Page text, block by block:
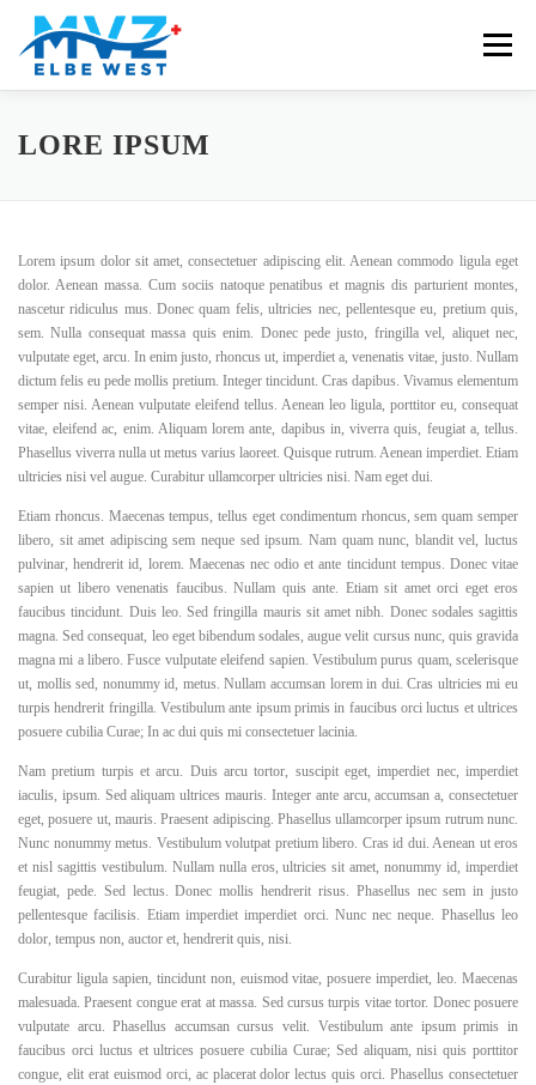
springen
Menü
HOME ÜBER UNS
LORE IPSUM
Lorem ipsum dolor sit amet, consectetuer adipiscing elit. Aenean commodo ligula eget
dolor. Aenean massa. Cum sociis natoque penatibus et magnis dis parturient montes,
nascetur ridiculus mus. Donec quam felis, ultricies nec, pellentesque eu, pretium quis,
sem. Nulla consequat massa quis enim. Donec pede justo, fringilla vel, aliquet nec,
vulputate eget, arcu. In enim justo, rhoncus ut, imperdiet a, venenatis vitae, justo. Nullam
dictum felis eu pede mollis pretium. Integer tincidunt. Cras dapibus. Vivamus elementum
semper nisi. Aenean vulputate eleifend tellus. Aenean leo ligula, porttitor eu, consequat
vitae, eleifend ac, enim. Aliquam lorem ante, dapibus in, viverra quis, feugiat a, tellus.
Phasellus viverra nulla ut metus varius laoreet. Quisque rutrum. Aenean imperdiet. Etiam
ultricies nisi vel augue. Curabitur ullamcorper ultricies nisi. Nam eget dui.
Etiam rhoncus. Maecenas tempus, tellus eget condimentum rhoncus, sem quam semper
libero, sit amet adipiscing sem neque sed ipsum. Nam quam nunc, blandit vel, luctus
pulvinar, hendrerit id, lorem. Maecenas nec odio et ante tincidunt tempus. Donec vitae
sapien ut libero venenatis faucibus. Nullam quis ante. Etiam sit amet orci eget eros
faucibus tincidunt. Duis leo. Sed fringilla mauris sit amet nibh. Donec sodales sagittis
magna. Sed consequat, leo eget bibendum sodales, augue velit cursus nunc, quis gravida
magna mi a libero. Fusce vulputate eleifend sapien. Vestibulum purus quam, scelerisque
ut, mollis sed, nonummy id, metus. Nullam accumsan lorem in dui. Cras ultricies mi eu
turpis hendrerit fringilla. Vestibulum ante ipsum primis in faucibus orci luctus et ultrices
posuere cubilia Curae; In ac dui quis mi consectetuer lacinia.
Nam pretium turpis et arcu. Duis arcu tortor, suscipit eget, imperdiet nec, imperdiet
iaculis, ipsum. Sed aliquam ultrices mauris. Integer ante arcu, accumsan a, consectetuer
eget, posuere ut, mauris. Praesent adipiscing. Phasellus ullamcorper ipsum rutrum nunc.
Nunc nonummy metus. Vestibulum volutpat pretium libero. Cras id dui. Aenean ut eros
et nisl sagittis vestibulum. Nullam nulla eros, ultricies sit amet, nonummy id, imperdiet
feugiat, pede. Sed lectus. Donec mollis hendrerit risus. Phasellus nec sem in justo
pellentesque facilisis. Etiam imperdiet imperdiet orci. Nunc nec neque. Phasellus leo
dolor, tempus non, auctor et, hendrerit quis, nisi.
Curabitur ligula sapien, tincidunt non, euismod vitae, posuere imperdiet, leo. Maecenas
malesuada. Praesent congue erat at massa. Sed cursus turpis vitae tortor. Donec posuere
vulputate arcu. Phasellus accumsan cursus velit. Vestibulum ante ipsum primis in
faucibus orci luctus et ultrices posuere cubilia Curae; Sed aliquam, nisi quis porttitor
congue, elit erat euismod orci, ac placerat dolor lectus quis orci. Phasellus consectetuer